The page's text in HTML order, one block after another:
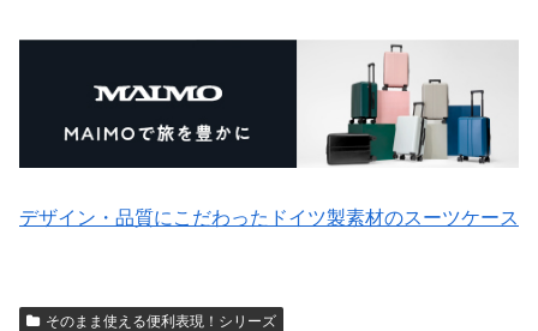
デザイン・品質にこだわったドイツ製素材のスーツケース
そのまま使える便利表現！シリーズ